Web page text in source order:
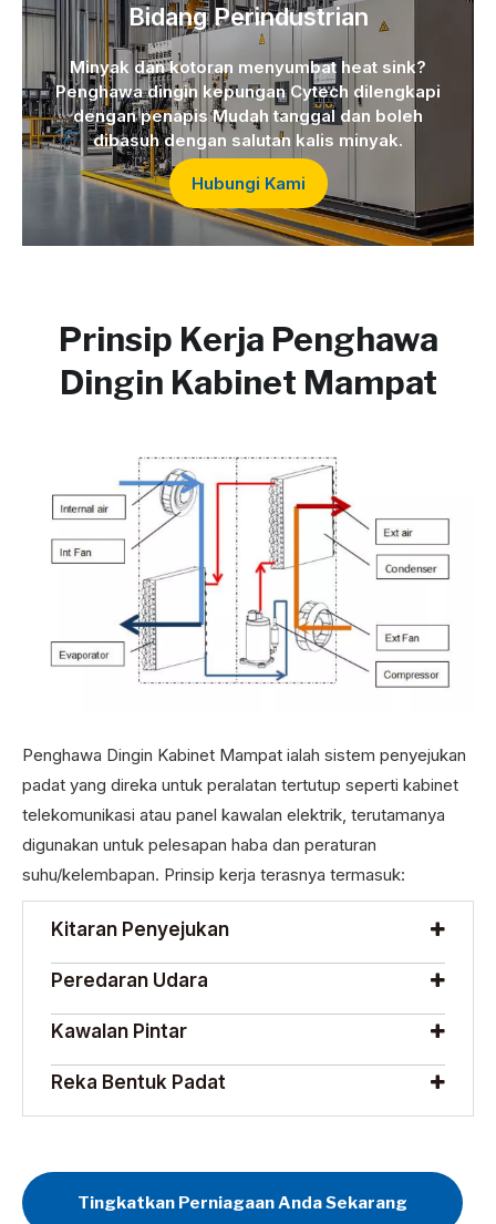
Bidang Perindustrian
Minyak dan kotoran menyumbat heat sink?
Penghawa dingin kepungan Cytech dilengkapi
dengan penapis Mudah tanggal dan boleh
dibasuh dengan salutan kalis minyak.
Hubungi Kami
Prinsip Kerja Penghawa
Dingin Kabinet Mampat
Penghawa Dingin Kabinet Mampat ialah sistem penyejukan
padat yang direka untuk peralatan tertutup seperti kabinet
telekomunikasi atau panel kawalan elektrik, terutamanya
digunakan untuk pelesapan haba dan peraturan
suhu/kelembapan. Prinsip kerja terasnya termasuk:
Kitaran Penyejukan
Peredaran Udara
Kawalan Pintar
Reka Bentuk Padat
Tingkatkan Perniagaan Anda Sekarang